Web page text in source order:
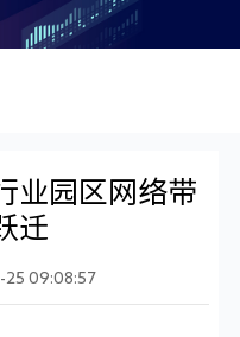
业园区网络带
迁
25 09:08:57